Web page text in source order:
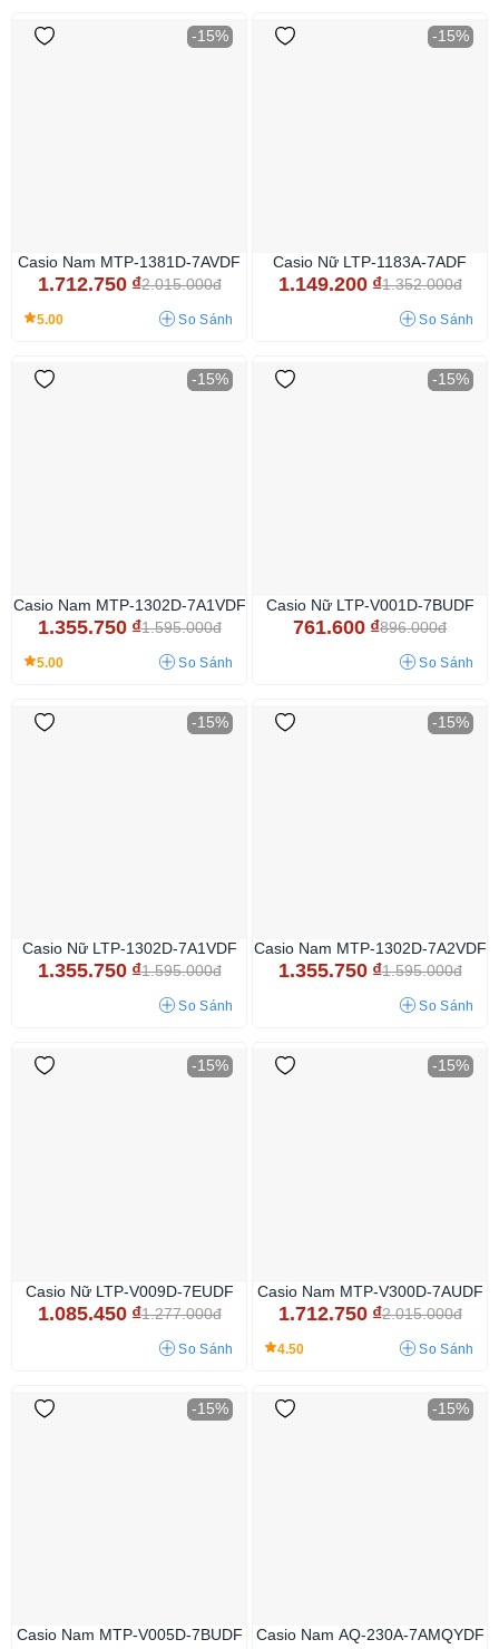
-15%
Casio Nam MTP-1381D-7AVDF
1.712.750 ₫2.015.000đ
5.00 So Sánh
-15%
Casio Nữ LTP-1183A-7ADF
1.149.200 ₫1.352.000đ
So Sánh
-15%
Casio Nam MTP-1302D-7A1VDF
1.355.750 ₫1.595.000đ
5.00 So Sánh
-15%
Casio Nữ LTP-V001D-7BUDF
761.600 ₫896.000đ
So Sánh
-15%
Casio Nữ LTP-1302D-7A1VDF
1.355.750 ₫1.595.000đ
So Sánh
-15%
Casio Nam MTP-1302D-7A2VDF
1.355.750 ₫1.595.000đ
So Sánh
-15%
Casio Nữ LTP-V009D-7EUDF
1.085.450 ₫1.277.000đ
So Sánh
-15%
Casio Nam MTP-V300D-7AUDF
1.712.750 ₫2.015.000đ
4.50 So Sánh
-15%
Casio Nam MTP-V005D-7BUDF
-15%
Casio Nam AQ-230A-7AMQYDF